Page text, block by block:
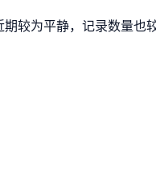
较为平静，记录数量也